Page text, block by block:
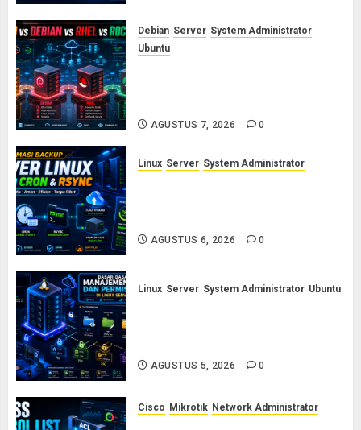
Debian Server System Administrator
Ubuntu
AGUSTUS 7, 2026 0
Linux Server System Administrator
AGUSTUS 6, 2026 0
Linux Server System Administrator Ubuntu
AGUSTUS 5, 2026 0
Cisco Mikrotik Network Administrator